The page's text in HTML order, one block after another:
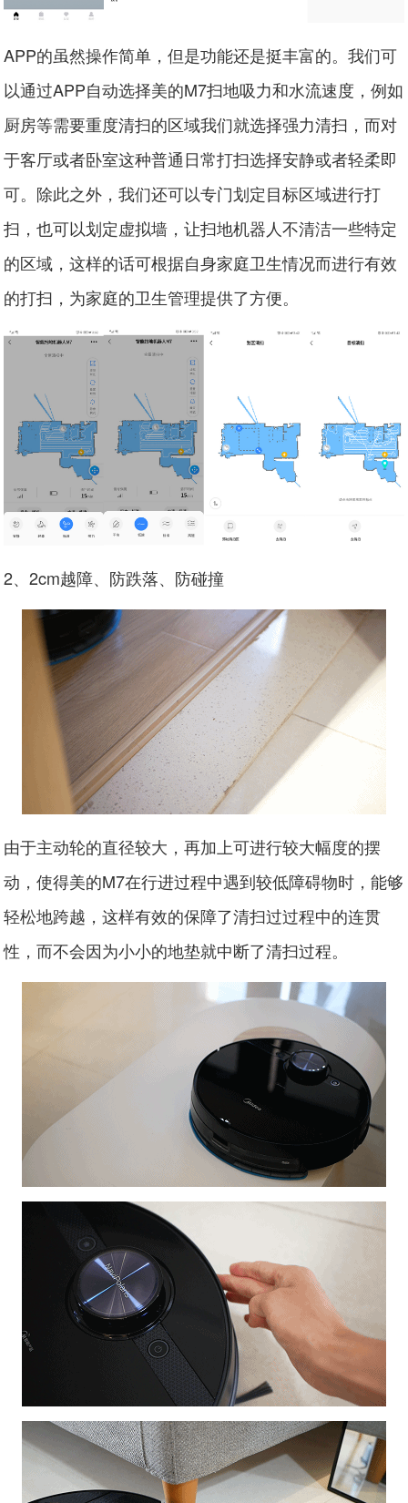
APP的虽然操作简单，但是功能还是挺丰富的。我们可
以通过APP自动选择美的M7扫地吸力和水流速度，例如
厨房等需要重度清扫的区域我们就选择强力清扫，而对
于客厅或者卧室这种普通日常打扫选择安静或者轻柔即
可。除此之外，我们还可以专门划定目标区域进行打
扫，也可以划定虚拟墙，让扫地机器人不清洁一些特定
的区域，这样的话可根据自身家庭卫生情况而进行有效
的打扫，为家庭的卫生管理提供了方便。
2、2cm越障、防跌落、防碰撞
由于主动轮的直径较大，再加上可进行较大幅度的摆
动，使得美的M7在行进过程中遇到较低障碍物时，能够
轻松地跨越，这样有效的保障了清扫过过程中的连贯
性，而不会因为小小的地垫就中断了清扫过程。